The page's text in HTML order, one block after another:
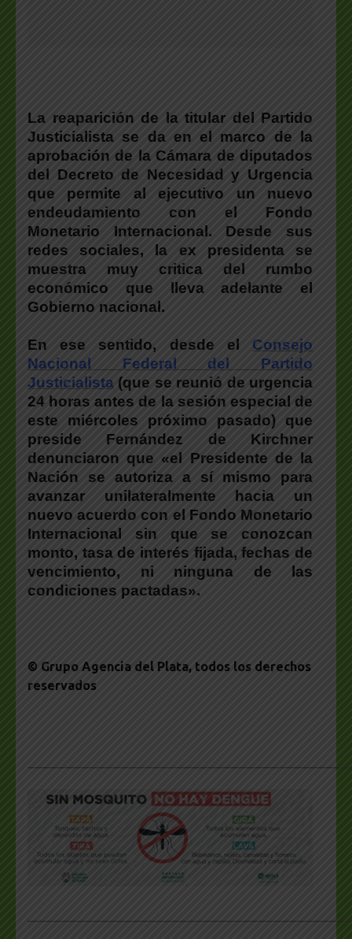
La reaparición de la titular del Partido
Justicialista se da en el marco de la
aprobación de la Cámara de diputados
del Decreto de Necesidad y Urgencia
que permite al ejecutivo un nuevo
endeudamiento con el Fondo
Monetario Internacional. Desde sus
redes sociales, la ex presidenta se
muestra muy critica del rumbo
económico que lleva adelante el
Gobierno nacional.
En ese sentido, desde el Consejo
Nacional Federal del Partido
Justicialista (que se reunió de urgencia
24 horas antes de la sesión especial de
este miércoles próximo pasado) que
preside Fernández de Kirchner
denunciaron que «el Presidente de la
Nación se autoriza a sí mismo para
avanzar unilateralmente hacia un
nuevo acuerdo con el Fondo Monetario
Internacional sin que se conozcan
monto, tasa de interés fijada, fechas de
vencimiento, ni ninguna de las
condiciones pactadas».
© Grupo Agencia del Plata, todos los derechos
reservados